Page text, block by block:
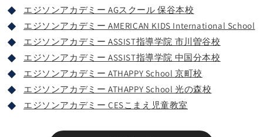
エジソンアカデミー AGスクール 保谷本校
エジソンアカデミー AMERICAN KIDS International School
エジソンアカデミー ASSIST指導学院 市川曽谷校
エジソンアカデミー ASSIST指導学院 中国分本校
エジソンアカデミー ATHAPPY School 京町校
エジソンアカデミー ATHAPPY School 光の森校
エジソンアカデミー CESこまえ児童教室